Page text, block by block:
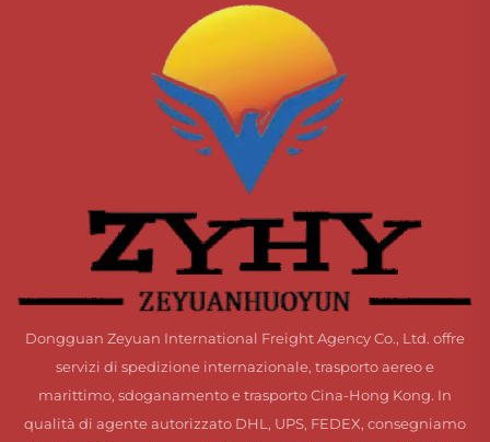
Dongguan Zeyuan International Freight Agency Co., Ltd. offre
servizi di spedizione internazionale, trasporto aereo e
marittimo, sdoganamento e trasporto Cina-Hong Kong. In
qualità di agente autorizzato DHL, UPS, FEDEX, consegniamo